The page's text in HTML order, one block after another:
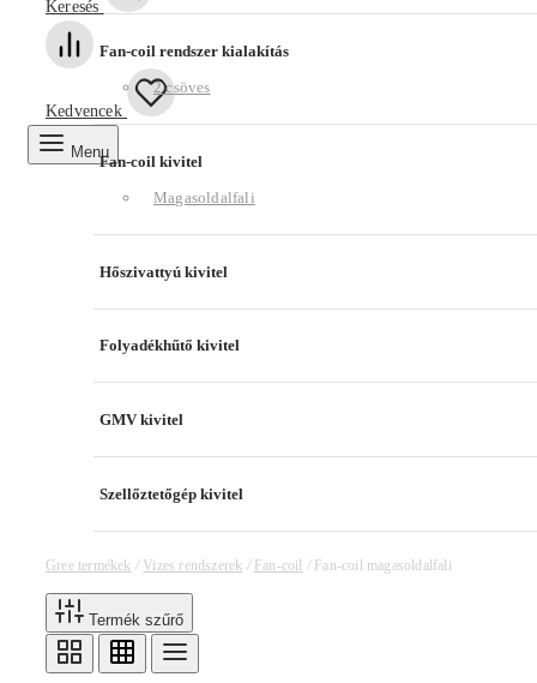
Keresés
Kedvencek
Menu
Fan-coil rendszer kialakítás
2 csöves
Fan-coil kivitel
Magasoldalfali
Hőszivattyú kivitel
Folyadékhűtő kivitel
GMV kivitel
Szellőztetőgép kivitel
Gree termékek / Vizes rendszerek / Fan-coil /Fan-coil magasoldalfali
Termék szűrő